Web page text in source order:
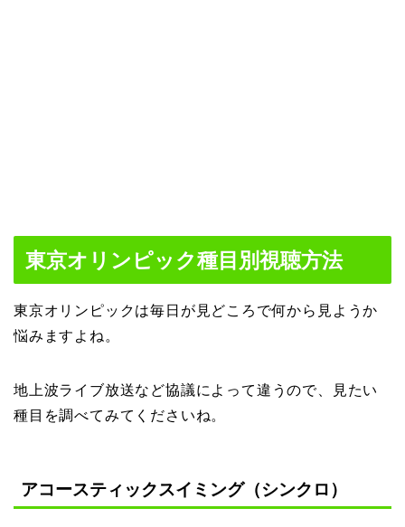
東京オリンピック種目別視聴方法
東京オリンピックは毎日が見どころで何から見ようか
悩みますよね。
地上波ライブ放送など協議によって違うので、見たい
種目を調べてみてくださいね。
アコースティックスイミング（シンクロ）